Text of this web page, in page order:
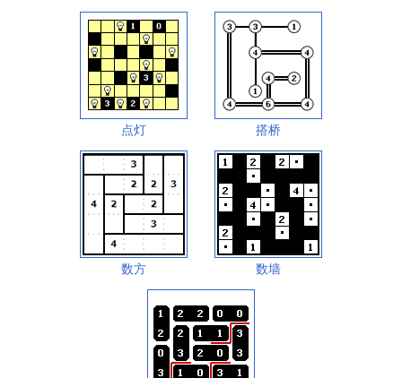
点灯 搭桥
数方 数墙